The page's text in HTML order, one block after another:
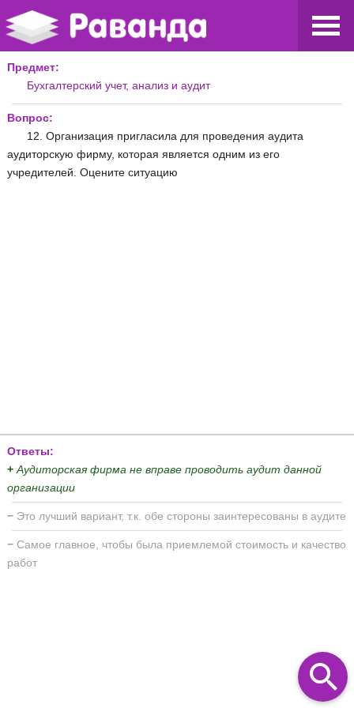
Предмет:
Бухгалтерский учет, анализ и аудит
Вопрос:
12. Организация пригласила для проведения аудита
аудиторскую фирму, которая является одним из его
учредителей. Оцените ситуацию
Ответы:
+ Аудиторская фирма не вправе проводить аудит данной
организации
− Это лучший вариант, т.к. обе стороны заинтересованы в аудите
− Самое главное, чтобы была приемлемой стоимость и качество
работ